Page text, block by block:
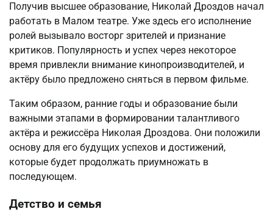
Получив высшее образование, Николай Дроздов начал
работать в Малом театре. Уже здесь его исполнение
ролей вызывало восторг зрителей и признание
критиков. Популярность и успех через некоторое
время привлекли внимание кинопроизводителей, и
актёру было предложено сняться в первом фильме.
Таким образом, ранние годы и образование были
важными этапами в формировании талантливого
актёра и режиссёра Николая Дроздова. Они положили
основу для его будущих успехов и достижений,
которые будет продолжать приумножать в
последующем.
Детство и семья